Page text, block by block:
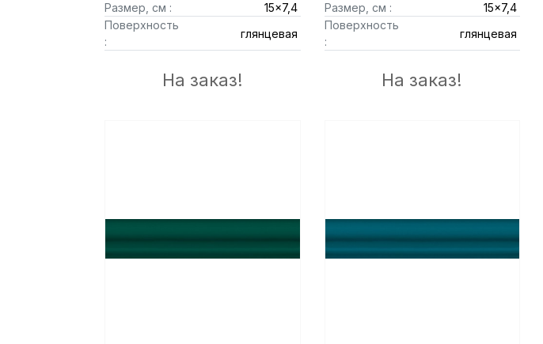
Размер, см :
15x7,4
Поверхность
:
глянцевая
На заказ!
Размер, см :
15x7,4
Поверхность
:
глянцевая
На заказ!